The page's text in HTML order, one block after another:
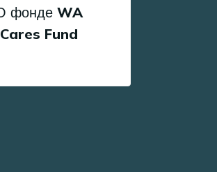
фонде WA
Cares Fund